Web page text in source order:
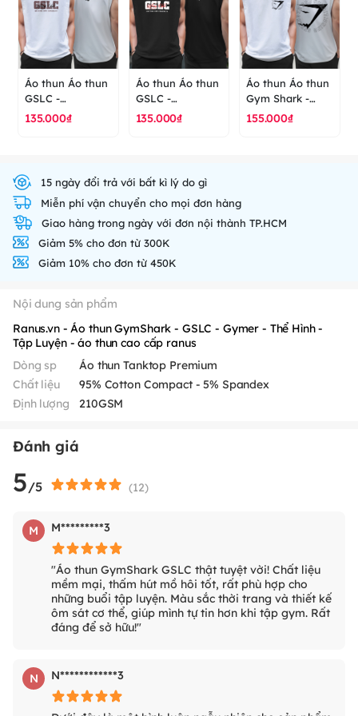
Áo thun Áo thun
GSLC -
Gymshark -
ranus
135.000₫
Áo thun Áo thun
GSLC -
Gymshark -
cấp ranus
135.000₫
Áo thun Áo thun
Gym Shark -
Gymer - Thể
155.000₫
15 ngày đổi trả với bất kì lý do gì
Miễn phí vận chuyển cho mọi đơn hàng
Giao hàng trong ngày với đơn nội thành TP.HCM
Giảm 5% cho đơn từ 300K
Giảm 10% cho đơn từ 450K
Nội dung sản phẩm
Ranus.vn - Áo thun GymShark - GSLC - Gymer - Thể Hình -
Tập Luyện - áo thun cao cấp ranus
Dòng sp
Áo thun Tanktop Premium
Chất liệu
95% Cotton Compact - 5% Spandex
Định lượng
210GSM
Đánh giá
5/5 (12)
M M*********3
"Áo thun GymShark GSLC thật tuyệt vời! Chất liệu
mềm mại, thấm hút mồ hôi tốt, rất phù hợp cho
những buổi tập luyện. Màu sắc thời trang và thiết kế
ôm sát cơ thể, giúp mình tự tin hơn khi tập gym. Rất
đáng để sở hữu!"
N N************3